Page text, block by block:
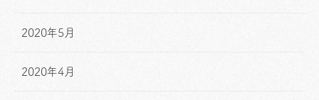
2020年5月
2020年4月